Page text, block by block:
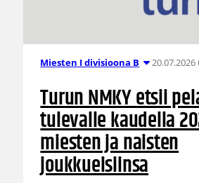
Miesten I divisioona B 20.07.2026
Turun NMKY etsii
tulevalle kaudella
miesten ja naisten
joukkueisiinsa